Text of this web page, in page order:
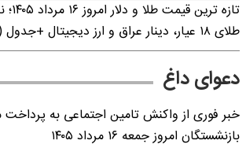
تازه
طلای ۱۸ عیار، دینار عراق و ارز دیجیتال +جدول (آنلاین)
دعوای داغ
خبر فوری از واکنش تامین اجتماعی به پرداخت
بازنشستگان امروز جمعه ۱۶ مرداد ۱۴۰۵